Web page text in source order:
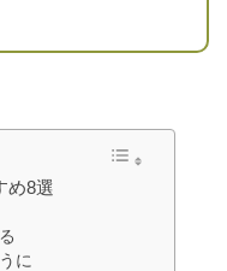
め8選
に